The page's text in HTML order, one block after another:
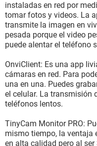
instaladas en red por
tomar fotos y videos. La
transmite la imagen en
pesada porque el video
puede alentar el teléfono
OnviClient: Es una app
cámaras en red. Para
una en una. Puedes
el celular. La transmisión
teléfonos lentos.
TinyCam Monitor PRO:
mismo tiempo, la ventaja
en alta calidad pero al